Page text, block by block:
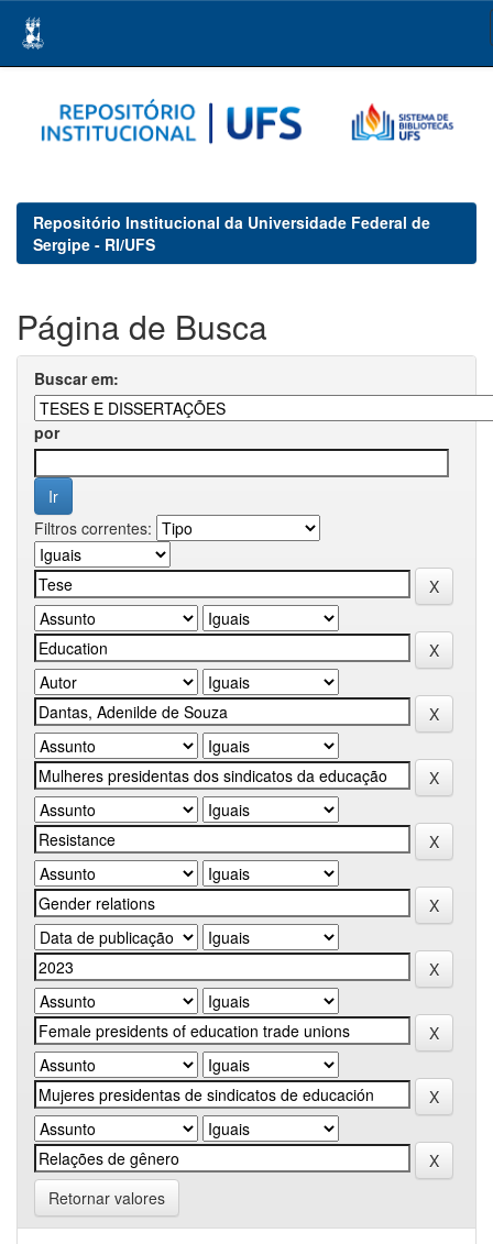
navigation
Repositório Institucional da Universidade Federal de
Sergipe - RI/UFS
Página de Busca
Buscar em:
por
Filtros correntes:
Retornar valores